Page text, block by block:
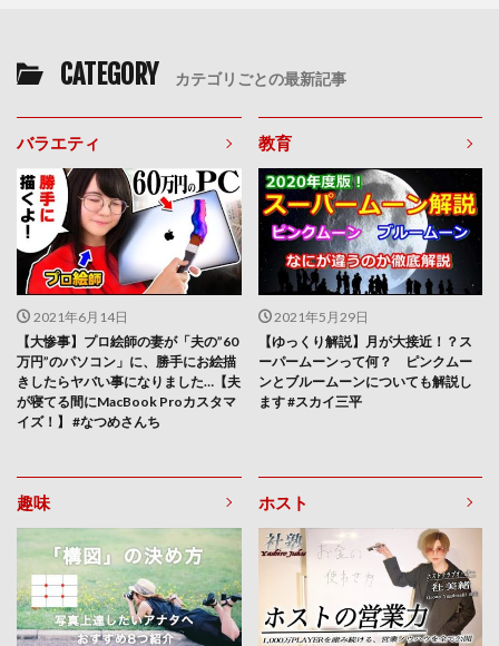
CATEGORY カテゴリごとの最新記事
バラエティ
2021年6月14日
【大惨事】プロ絵師の妻が「夫の”60
万円”のパソコン」に、勝手にお絵描
きしたらヤバい事になりました…【夫
が寝てる間にMacBook Proカスタマ
イズ！】 #なつめさんち
教育
2021年5月29日
【ゆっくり解説】月が大接近！？ス
ーパームーンって何？ ピンクムー
ンとブルームーンについても解説し
ます #スカイ三平
趣味 ホスト